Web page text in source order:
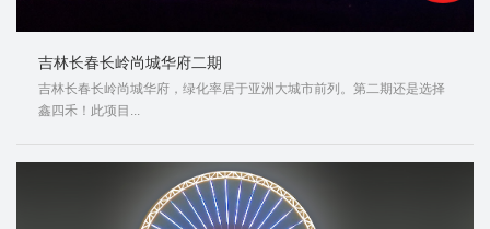
吉林长春长岭尚城华府二期
吉林长春长岭尚城华府，绿化率居于亚洲大城市前列。第二期还是选择
鑫四禾！此项目...